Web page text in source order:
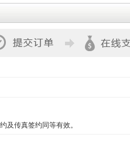
及传真签约同等有效。